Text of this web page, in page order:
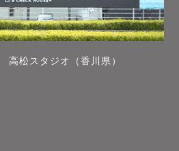
高松スタジオ（香川県）